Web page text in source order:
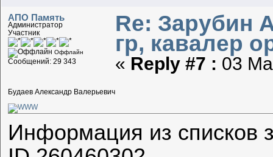
АПО Память
Администратор
Участник
Оффлайн
Сообщений: 29 343
Будаев Александр Валерьевич
Re: Зарубин
гр, кавалер
« Reply #7 : 03
Информация из списков